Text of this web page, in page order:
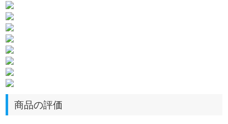
商品の評価